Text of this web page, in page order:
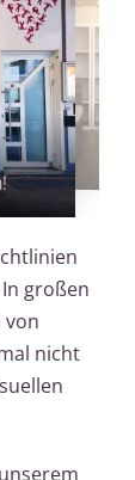
großen
von
nicht